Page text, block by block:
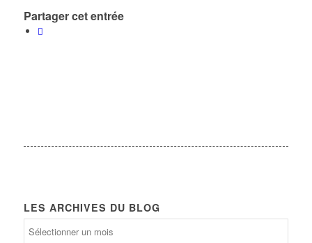
Partager cet entrée
LES ARCHIVES DU BLOG